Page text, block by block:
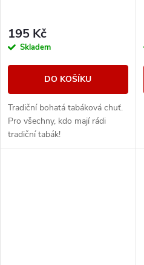
195 Kč
Skladem
DO KOŠÍKU
Tradiční bohatá tabáková chuť.
Pro všechny, kdo mají rádi
tradiční tabák!